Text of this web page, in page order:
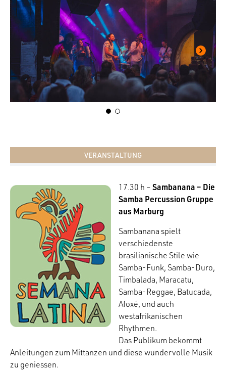
VERANSTALTUNG
17.30 h – Sambanana – Die
Samba Percussion Gruppe
aus Marburg
Sambanana spielt
verschiedenste
brasilianische Stile wie
Samba-Funk, Samba-Duro,
Timbalada, Maracatu,
Samba-Reggae, Batucada,
Afoxé, und auch
westafrikanischen
Rhythmen.
Das Publikum bekommt
Anleitungen zum Mittanzen und diese wundervolle Musik
zu geniessen.